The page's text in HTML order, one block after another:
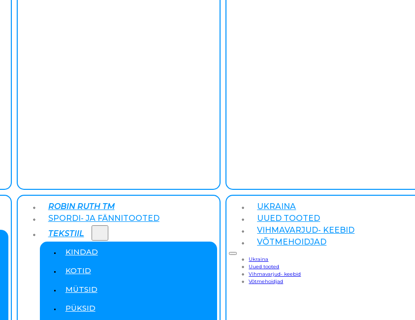
ROBIN RUTH TM
SPORDI- JA FÄNNITOOTED
TEKSTIIL
KINDAD
KOTID
MÜTSID
PÜKSID
UKRAINA
UUED TOOTED
VIHMAVARJUD- KEEBID
VÕTMEHOIDJAD
Ukraina
Uued tooted
Vihmavarjud- keebid
Võtmehoidjad